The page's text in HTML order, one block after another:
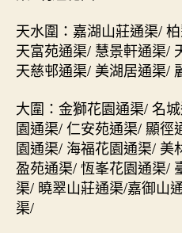
天水圍：嘉湖山莊通渠/
天富苑通渠/ 慧景軒通渠/
天慈邨通渠/ 美湖居通渠/
大圍：金獅花園通渠/ 名
園通渠/ 仁安苑通渠/ 顯徑
園通渠/ 海福花園通渠/ 美
盈苑通渠/ 恆峯花園通渠/
渠/ 曉翠山莊通渠/嘉御山
渠/